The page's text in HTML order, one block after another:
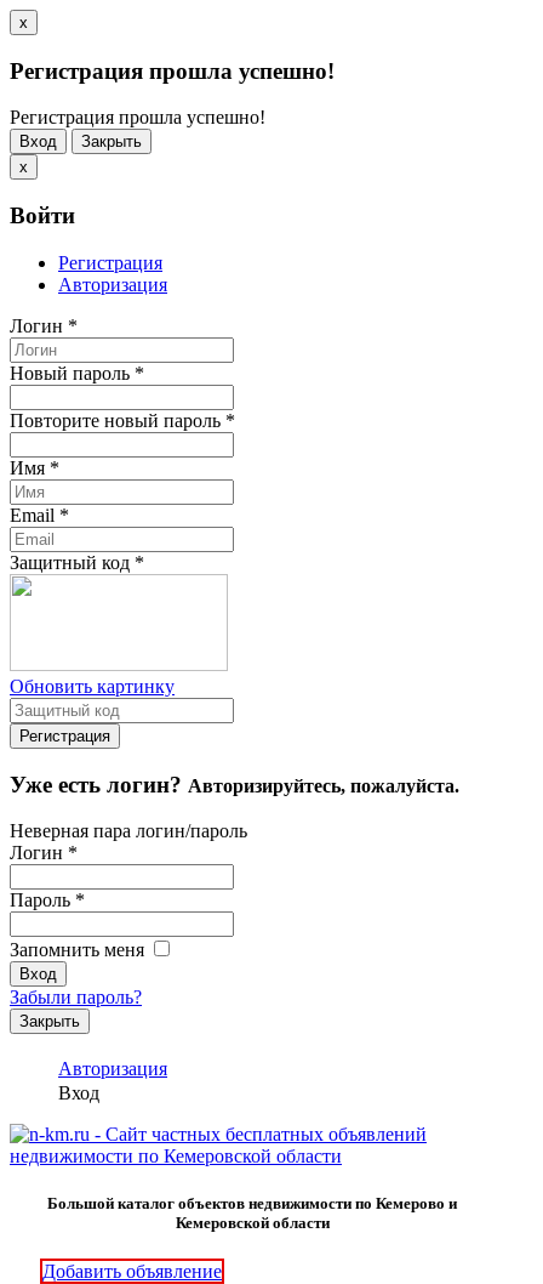
x
Регистрация прошла успешно!
Регистрация прошла успешно!
Вход
Закрыть
x
Войти
Регистрация
Авторизация
Логин *
Новый пароль *
Повторите новый пароль *
Имя *
Email *
Защитный код *
Обновить картинку
Уже есть логин? Авторизируйтесь, пожалуйста.
Неверная пара логин/пароль
Логин *
Пароль *
Запомнить меня
Забыли пароль?
Закрыть
Авторизация
Вход
Большой каталог объектов недвижимости по Кемерово и
Кемеровской области
Добавить объявление